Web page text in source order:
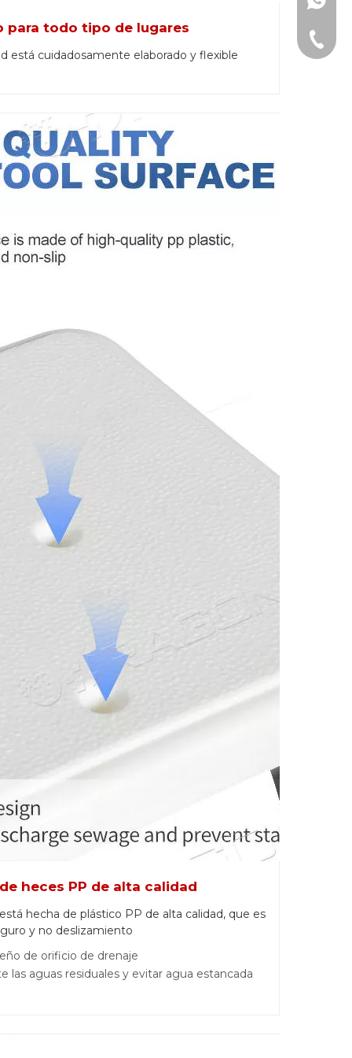
para todo tipo de lugares
está cuidadosamente elaborado y flexible
heces PP de alta calidad
hecha de plástico PP de alta calidad, que es
y no deslizamiento
de orificio de drenaje
las aguas residuales y evitar agua estancada
+86-